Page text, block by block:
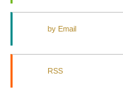
by Email
RSS